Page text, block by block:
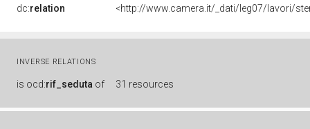
dc:relation <http://www.camera.it/_dati/leg07/lavori/
INVERSE RELATIONS
is ocd:rif_seduta of 31 resources